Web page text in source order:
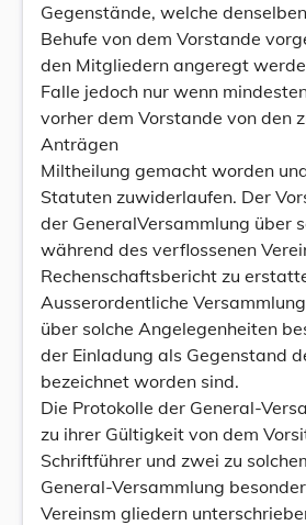
Gegenstände, welche
Behufe von dem Vorstande
den Mitgliedern angeregt
Falle jedoch nur wenn
vorher dem Vorstande von den
Anträgen
Miltheilung gemacht worden
Statuten zuwiderlaufen. Der
der GeneralVersammlung über
während des verflossenen
Rechenschaftsbericht zu
Ausserordentliche
über solche Angelegenheiten
der Einladung als Gegenstand
bezeichnet worden sind.
Die Protokolle der General-
zu ihrer Gültigkeit von dem
Schriftführer und zwei zu
General-Versammlung
Vereinsm gliedern